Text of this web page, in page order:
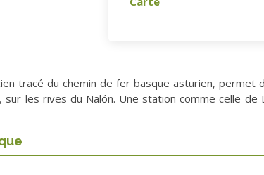
tracé du chemin de fer basque asturien, permet
les rives du Nalón. Une station comme celle de